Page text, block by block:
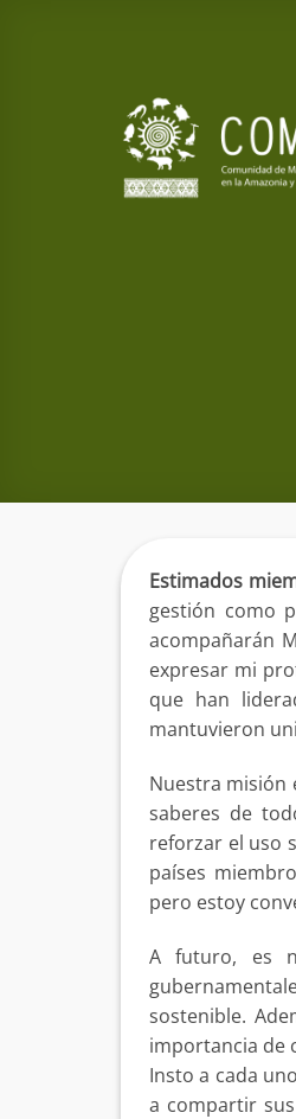
Estimados
gestión como
acompañarán
expresar mi
que han
mantuvieron
Nuestra misión
saberes de
reforzar el uso
países
pero estoy
A futuro, es
sostenible.
importancia de
Insto a cada
a compartir